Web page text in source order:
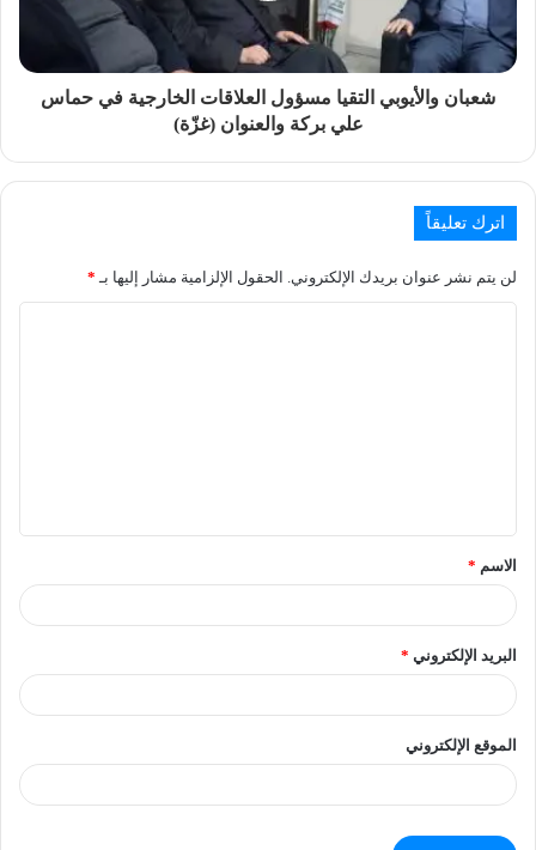
شعبان والأيوبي التقيا مسؤول العلاقات الخارجية في حماس
علي بركة والعنوان (غزّة)
اترك تعليقاً
لن يتم نشر عنوان بريدك الإلكتروني. الحقول الإلزامية مشار إليها بـ *
الاسم *
البريد الإلكتروني *
الموقع الإلكتروني